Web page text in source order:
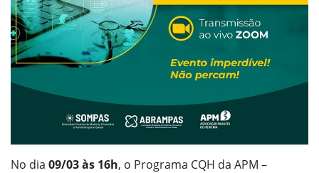
No dia 09/03 às 16h, o Programa CQH da APM –